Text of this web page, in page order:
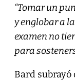
“Tomar un
y englobar a
examen no
para
Bard subrayó